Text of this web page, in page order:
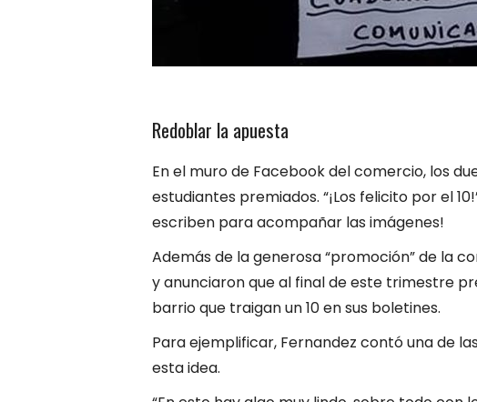
Redoblar la apuesta
En el muro de Facebook del comercio, los
estudiantes premiados. “¡Los felicito por el
escriben para acompañar las imágenes!
Además de la generosa “promoción” de la
y anunciaron que al final de este trimestre
barrio que traigan un 10 en sus boletines.
Para ejemplificar, Fernandez contó una de
esta idea.